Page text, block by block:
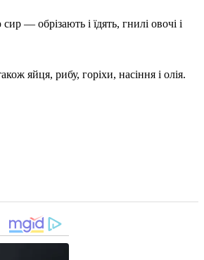
— обрізають і їдять, гнилі овочі і
яйця, рибу, горіхи, насіння і олія.